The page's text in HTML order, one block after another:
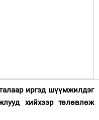
иргэд шүүмжилдэг
хийхээр төлөвлөж